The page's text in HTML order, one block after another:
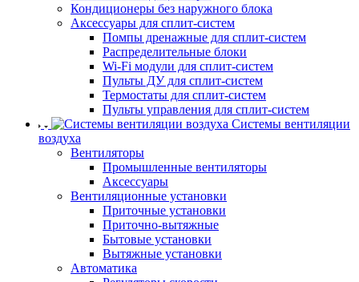
Кондиционеры без наружного блока
Аксессуары для сплит-систем
Помпы дренажные для сплит-систем
Распределительные блоки
Wi-Fi модули для сплит-систем
Пульты ДУ для сплит-систем
Термостаты для сплит-систем
Пульты управления для сплит-систем
Системы вентиляции
воздуха
Вентиляторы
Промышленные вентиляторы
Аксессуары
Вентиляционные установки
Приточные установки
Приточно-вытяжные
Бытовые установки
Вытяжные установки
Автоматика